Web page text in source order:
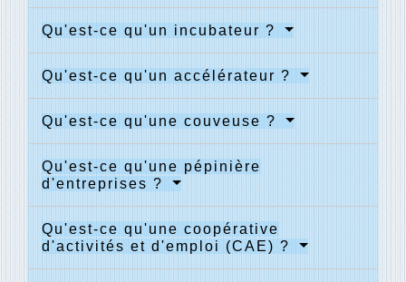
Qu'est-ce qu'un incubateur ?
Qu'est-ce qu'un accélérateur ?
Qu'est-ce qu'une couveuse ?
Qu'est-ce qu'une pépinière
d'entreprises ?
Qu'est-ce qu'une coopérative
d'activités et d'emploi (CAE) ?